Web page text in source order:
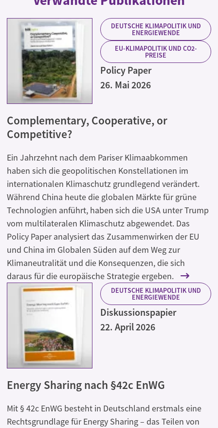
DEUTSCHE KLIMAPOLITIK UND
ENERGIEWENDE
EU-KLIMAPOLITIK UND CO2-
PREISE
Policy Paper
26. Mai 2026
Complementary, Cooperative, or
Competitive?
Ein Jahrzehnt nach dem Pariser Klimaabkommen
haben sich die geopolitischen Konstellationen im
internationalen Klimaschutz grundlegend verändert.
Während China heute die globalen Märkte für grüne
Technologien anführt, haben sich die USA unter Trump
vom multilateralen Klimaschutz abgewendet. Das
Policy Paper analysiert das Zusammenwirken der EU
und China im Globalen Süden auf dem Weg zur
Klimaneutralität und die Konsequenzen, die sich
daraus für die europäische Strategie ergeben.
DEUTSCHE KLIMAPOLITIK UND
ENERGIEWENDE
Diskussionspapier
22. April 2026
Energy Sharing nach §42c EnWG
Mit § 42c EnWG besteht in Deutschland erstmals eine
Rechtsgrundlage für Energy Sharing – das Teilen von